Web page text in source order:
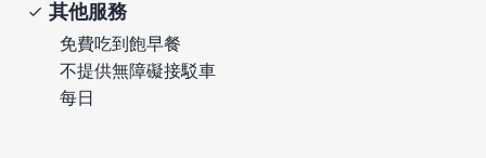
其他服務
免費吃到飽早餐
不提供無障礙接駁車
每日